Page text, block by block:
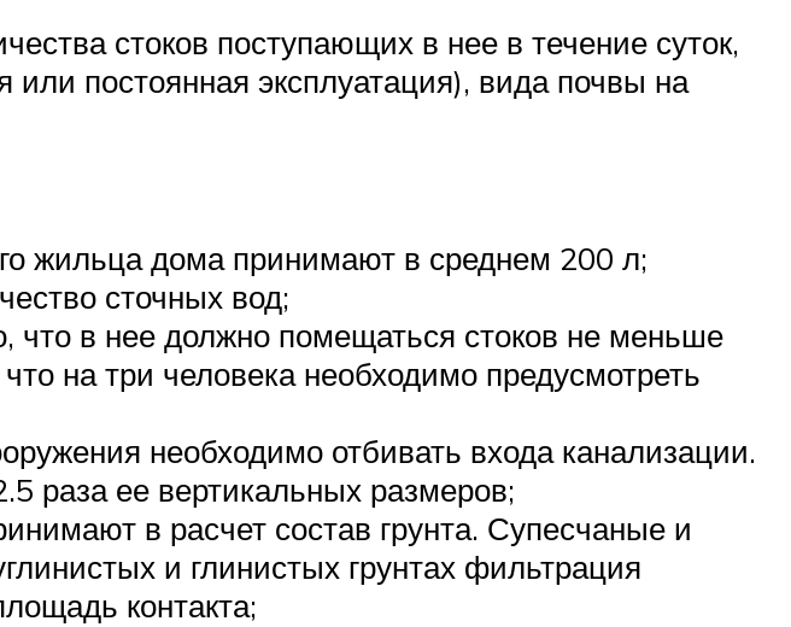
стоков поступающих в нее в течение суток,
постоянная эксплуатация), вида почвы на
жильца дома принимают в среднем 200 л;
сточных вод;
что в нее должно помещаться стоков не меньше
на три человека необходимо предусмотреть
необходимо отбивать входа канализации.
раза ее вертикальных размеров;
в расчет состав грунта. Супесчаные и
и глинистых грунтах фильтрация
контакта;